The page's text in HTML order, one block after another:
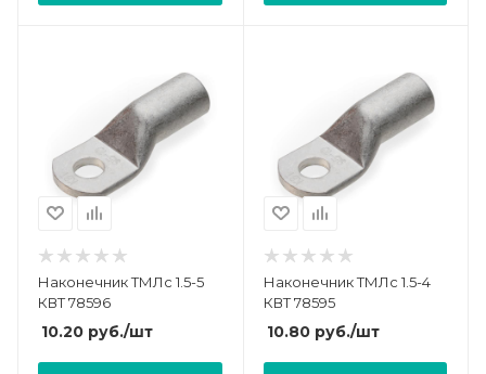
Наконечник ТМЛс 1.5-5
КВТ 78596
10.20 руб./шт
Наконечник ТМЛс 1.5-4
КВТ 78595
10.80руб./шт